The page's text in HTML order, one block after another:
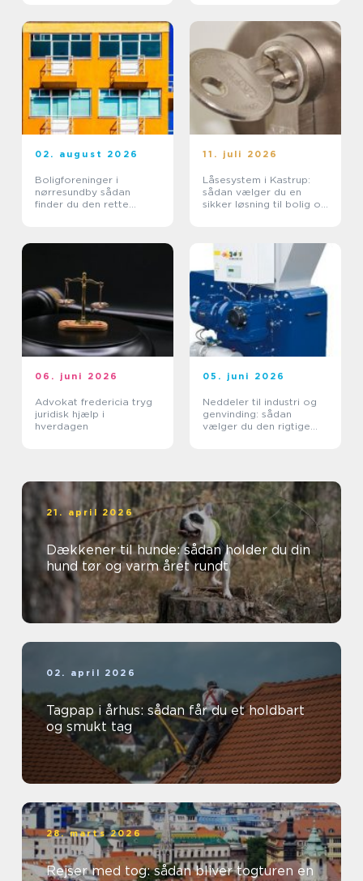
02. august 2026
Boligforeninger i
nørresundby sådan
finder du den rette
11. juli 2026
Låsesystem i Kastrup:
sådan vælger du en
sikker løsning til bolig og
06. juni 2026
Advokat fredericia tryg
juridisk hjælp i
hverdagen
05. juni 2026
Neddeler til industri og
genvinding: sådan
vælger du den rigtige
21. april 2026
Dækkener til hunde: sådan holder du din
hund tør og varm året rundt
02. april 2026
Tagpap i århus: sådan får du et holdbart
og smukt tag
28. marts 2026
Rejser med tog: sådan bliver togturen en